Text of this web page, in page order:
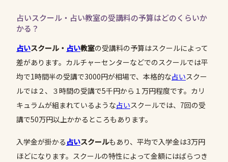
占いスクール・占い教室の受講料の予算はどのくらいか
かる？
占いスクール ・ 占い教室の受講料の予算はスクールによって
差があります。カルチャーセンターなどでのスクールでは平
均で1時間半の受講で3000円が相場で、本格的な占いスクー
ルでは２、３時間の受講で5千円から１万円程度です。カリ
キュラムが組まれているような占いスクールでは、7回の受
講で50万円以上かかるところもあります。
入学金が掛かる 占いスクールもあり、平均で入学金は3万円
ほどになります。スクールの特性によって金額にはばらつき